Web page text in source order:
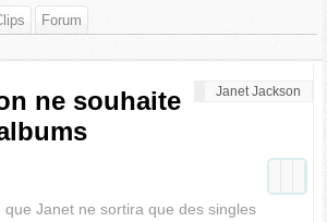
Forum
Janet Jackson
ne souhaite
Janet ne sortira que des singles